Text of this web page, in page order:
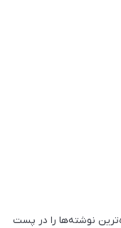
نوشته‌ها را در پست